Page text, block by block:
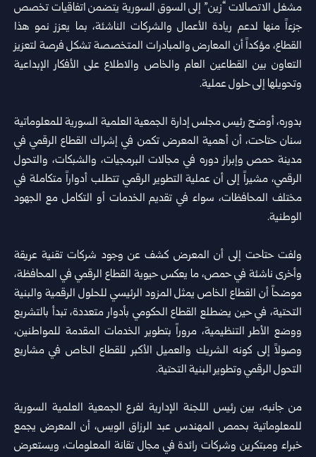
مشغل الاتصالات “زين” إلى السوق السورية يتضمن اتفاقيات تخصص
جزءاً منها لدعم ريادة الأعمال والشركات الناشئة، بما يعزز نمو هذا
القطاع، مؤكداً أن المعارض والمبادرات المتخصصة تشكل فرصة لتعزيز
التعاون بين القطاعين العام والخاص والاطلاع على الأفكار الإبداعية
وتحويلها إلى حلول عملية.
بدوره، أوضح رئيس مجلس إدارة الجمعية العلمية السورية للمعلوماتية
سنان حتاحت، أن أهمية المعرض تكمن في إشراك القطاع الرقمي في
مدينة حمص وإبراز دوره في مجالات البرمجيات، والشبكات، والتحول
الرقمي، مشيراً إلى أن عملية التطوير الرقمي تتطلب أدواراً متكاملة في
مختلف المحافظات، سواء في تقديم الخدمات أو التكامل مع الجهود
الوطنية.
ولفت حتاحت إلى أن المعرض كشف عن وجود شركات تقنية عريقة
وأخرى ناشئة في حمص، ما يعكس حيوية القطاع الرقمي في المحافظة،
موضحاً أن القطاع الخاص يمثل المزود الرئيسي للحلول الرقمية والبنية
التحتية، في حين يضطلع القطاع الحكومي بأدوار متعددة، تبدأ بالتشريع
ووضع الأطر التنظيمية، مروراً بتطوير الخدمات المقدمة للمواطنين،
وصولاً إلى كونه الشريك والعميل الأكبر للقطاع الخاص في مشاريع
التحول الرقمي وتطوير البنية التحتية.
من جانبه، بين رئيس اللجنة الإدارية لفرع الجمعية العلمية السورية
للمعلوماتية بحمص المهندس عبد الرزاق الويس، أن المعرض يجمع
خبراء ومبتكرين وشركات رائدة في مجال تقانة المعلومات، ويستعرض